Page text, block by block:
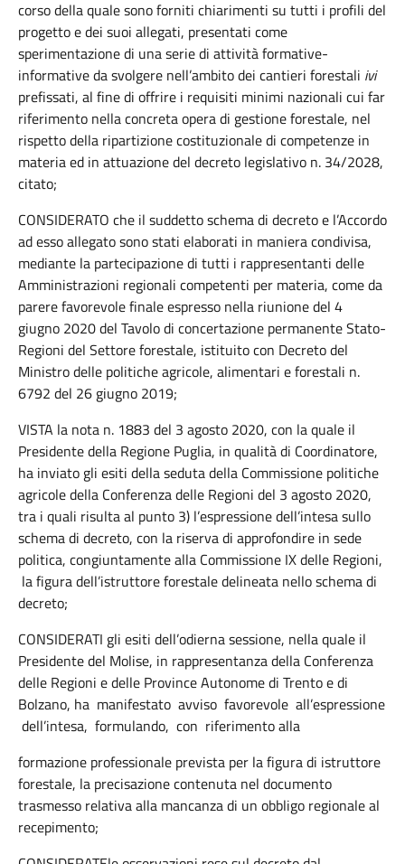
corso della quale sono forniti chiarimenti su tutti i profili del
progetto e dei suoi allegati, presentati come
sperimentazione di una serie di attività formative-
informative da svolgere nell’ambito dei cantieri forestali ivi
prefissati, al fine di offrire i requisiti minimi nazionali cui far
riferimento nella concreta opera di gestione forestale, nel
rispetto della ripartizione costituzionale di competenze in
materia ed in attuazione del decreto legislativo n. 34/2028,
citato;
CONSIDERATO che il suddetto schema di decreto e l’Accordo
ad esso allegato sono stati elaborati in maniera condivisa,
mediante la partecipazione di tutti i rappresentanti delle
Amministrazioni regionali competenti per materia, come da
parere favorevole finale espresso nella riunione del 4
giugno 2020 del Tavolo di concertazione permanente Stato-
Regioni del Settore forestale, istituito con Decreto del
Ministro delle politiche agricole, alimentari e forestali n.
6792 del 26 giugno 2019;
VISTA la nota n. 1883 del 3 agosto 2020, con la quale il
Presidente della Regione Puglia, in qualità di Coordinatore,
ha inviato gli esiti della seduta della Commissione politiche
agricole della Conferenza delle Regioni del 3 agosto 2020,
tra i quali risulta al punto 3) l’espressione dell’intesa sullo
schema di decreto, con la riserva di approfondire in sede
politica, congiuntamente alla Commissione IX delle Regioni,
la figura dell’istruttore forestale delineata nello schema di
decreto;
CONSIDERATI gli esiti dell’odierna sessione, nella quale il
Presidente del Molise, in rappresentanza della Conferenza
delle Regioni e delle Province Autonome di Trento e di
Bolzano, ha manifestato avviso favorevole all’espressione
dell’intesa, formulando, con riferimento alla
formazione professionale prevista per la figura di istruttore
forestale, la precisazione contenuta nel documento
trasmesso relativa alla mancanza di un obbligo regionale al
recepimento;